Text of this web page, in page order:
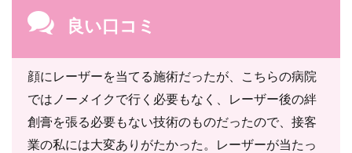
良い口コミ
顔にレーザーを当てる施術だったが、こちらの病院
ではノーメイクで行く必要もなく、レーザー後の絆
創膏を張る必要もない技術のものだったので、接客
業の私には大変ありがたかった。レーザーが当たっ